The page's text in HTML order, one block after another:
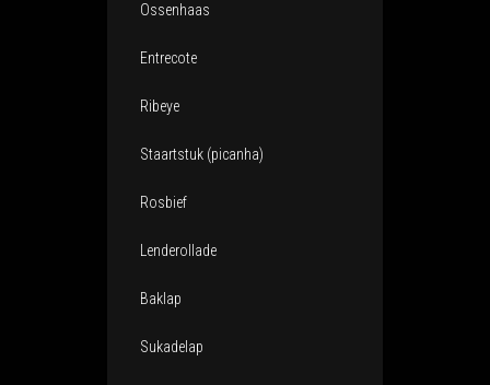
Ossenhaas
Entrecote
Ribeye
Staartstuk (picanha)
Rosbief
Lenderollade
Baklap
Sukadelap